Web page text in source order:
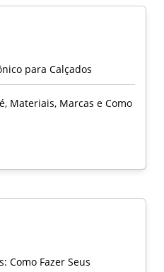
para Calçados
Materiais, Marcas e Como
Como Fazer Seus